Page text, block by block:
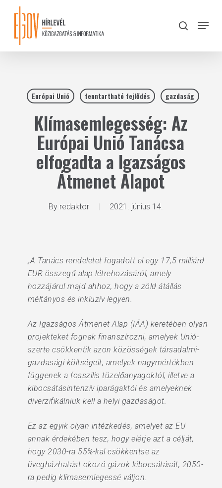
content
search
Menu
Európai Unió fenntartható fejlődés gazdaság
Klímasemlegesség: Az
Európai Unió Tanácsa
elfogadta a Igazságos
Átmenet Alapot
By redaktor 2021. június 14.
„A Tanács rendeletet fogadott el egy 17,5 milliárd
EUR összegű alap létrehozásáról, amely
hozzájárul majd ahhoz, hogy a zöld átállás
méltányos és inkluzív legyen.
Az Igazságos Átmenet Alap (IÁA) keretében olyan
projekteket fognak finanszírozni, amelyek Unió-
szerte csökkentik azon közösségek társadalmi-
gazdasági költségeit, amelyek nagymértékben
függenek a fosszilis tüzelőanyagoktól, illetve a
kibocsátásintenzív iparágaktól és amelyeknek
diverzifikálniuk kell a helyi gazdaságot.
Ez az egyik olyan intézkedés, amelyet az EU
annak érdekében tesz, hogy elérje azt a célját,
hogy 2030-ra 55%-kal csökkentse az
üvegházhatást okozó gázok kibocsátását, 2050-
ra pedig klímasemlegessé váljon.
Close